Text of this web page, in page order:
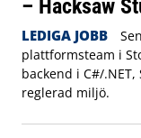
– Hacksaw
LEDIGA JOBB
plattformsteam i
backend i C#/
reglerad miljö.